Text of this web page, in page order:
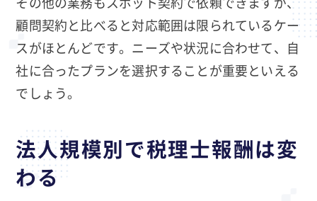
顧問契約と比べると対応範囲は限られているケー
スがほとんどです。ニーズや状況に合わせて、自
社に合ったプランを選択することが重要といえる
でしょう。
法人規模別で税理士報酬は変
わる